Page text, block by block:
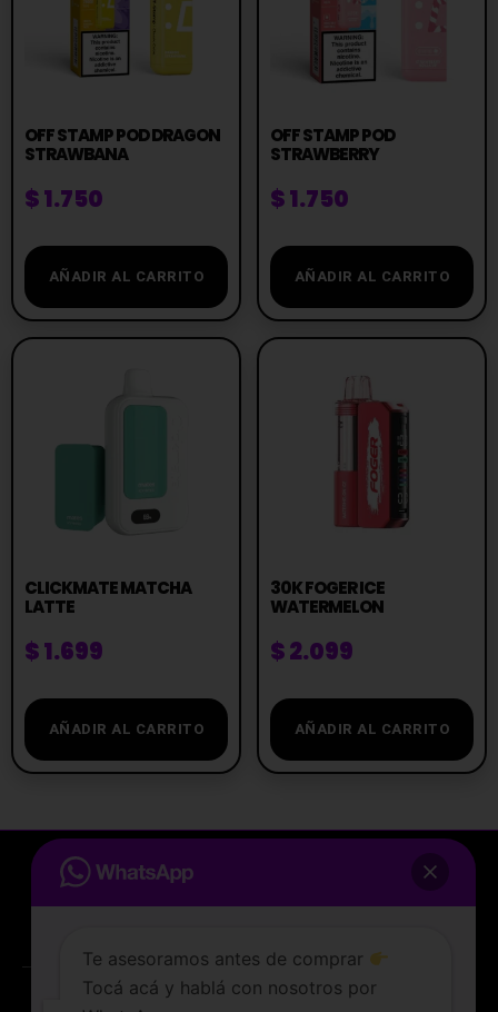
OFF STAMP POD DRAGON
STRAWBANA
$1.750
AÑADIR AL CARRITO
OFF STAMP POD
STRAWBERRY
$1.750
AÑADIR AL CARRITO
CLICKMATE MATCHA
LATTE
$1.699
AÑADIR AL CARRITO
30K FOGER ICE
WATERMELON
$2.099
AÑADIR AL CARRITO
ATENCIÓN AL CLIENTE
Te asesoramos antes de comprar
WhatsApp